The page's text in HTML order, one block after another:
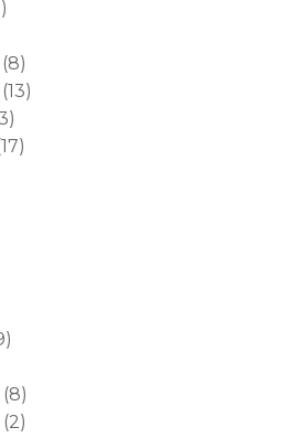
(8)
(13)
(8)
(2)